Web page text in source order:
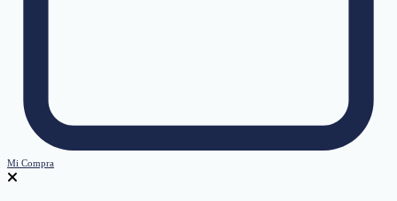
Mi Compra